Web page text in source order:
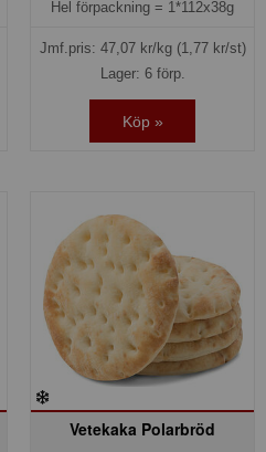
Hel förpackning = 1*112x38g
Jmf.pris: 47,07kr/kg (1,77 kr/st)
Lager: 6 förp.
Köp »
Vetekaka Polarbröd